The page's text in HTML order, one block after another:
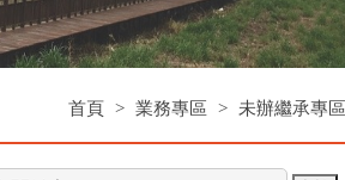
首頁 > 業務專區 > 未辦繼承專區